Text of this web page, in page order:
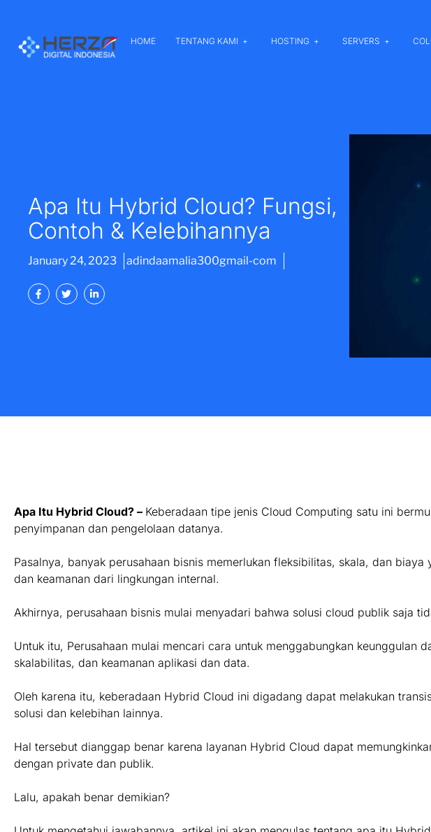
HOME TENTANG KAMI HOSTING SERVERS
Apa Itu Hybrid Cloud? Fungsi,
Contoh & Kelebihannya
January 24, 2023 adindaamalia300gmail-com
Apa Itu Hybrid Cloud? – Keberadaan tipe jenis Cloud Computing satu ini
penyimpanan dan pengelolaan datanya.
Pasalnya, banyak perusahaan bisnis memerlukan fleksibilitas, skala, dan
dan keamanan dari lingkungan internal.
Akhirnya, perusahaan bisnis mulai menyadari bahwa solusi cloud publik saja
Untuk itu, Perusahaan mulai mencari cara untuk menggabungkan keunggulan
skalabilitas, dan keamanan aplikasi dan data.
Oleh karena itu, keberadaan Hybrid Cloud ini digadang dapat melakukan
solusi dan kelebihan lainnya.
Hal tersebut dianggap benar karena layanan Hybrid Cloud dapat
dengan private dan publik.
Lalu, apakah benar demikian?